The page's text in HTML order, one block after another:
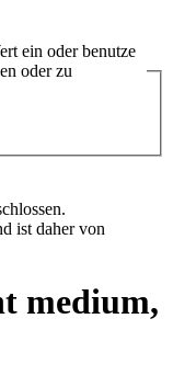
ein oder benutze
oder zu
ist daher von
medium,